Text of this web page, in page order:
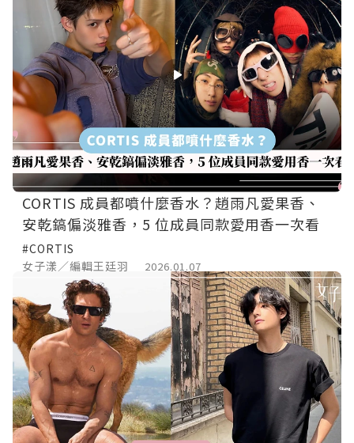
CORTIS 成員都噴什麼香水？趙雨凡愛果香、
安乾鎬偏淡雅香，5 位成員同款愛用香一次看
#CORTIS
女子漾／編輯王廷羽
2026.01.07